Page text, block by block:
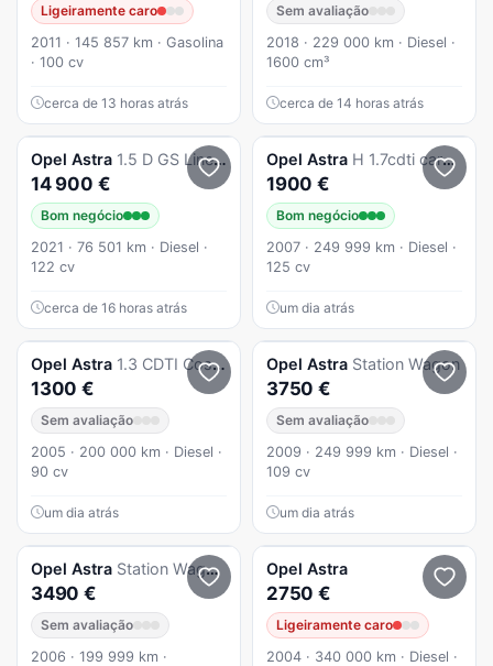
Ligeiramente caro
2011 · 145 857 km · Gasolina
· 100 cv
cerca de 13 horas atrás
Sem avaliação
2018 · 229 000 km · Diesel ·
1600 cm³
cerca de 14 horas atrás
Opel Astra 1.5 D GS Line S/S
14 900 €
Bom negócio
2021 · 76 501 km · Diesel ·
122 cv
cerca de 16 horas atrás
Opel Astra H 1.7cdti caravan
1900 €
Bom negócio
2007 · 249 999 km · Diesel ·
125 cv
um dia atrás
Opel Astra 1.3 CDTI Cosmo
1300 €
Sem avaliação
2005 · 200 000 km · Diesel ·
90 cv
um dia atrás
Opel Astra Station Wagon
3750 €
Sem avaliação
2009 · 249 999 km · Diesel ·
109 cv
um dia atrás
Opel Astra Station Wagon 1.4 Gasolina-Mecanica Impecável
3490 €
Sem avaliação
2006 · 199 999 km ·
Opel Astra
2750 €
Ligeiramente caro
2004 · 340 000 km · Diesel ·